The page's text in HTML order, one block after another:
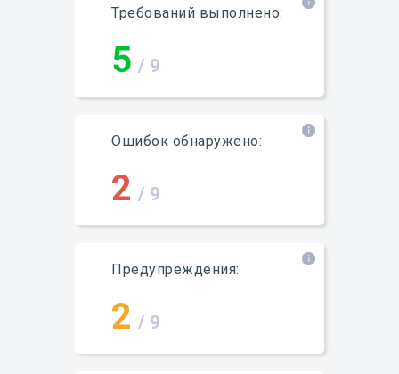
Требований выполнено:
/ 9
5
Ошибок обнаружено:
/ 9
2
Предупреждения:
/ 9
2